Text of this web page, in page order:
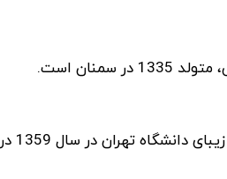
در سال 1359 دریافت نمود.